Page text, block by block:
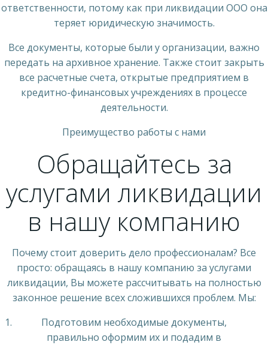
ответственности, потому как при ликвидации ООО она
теряет юридическую значимость.
Все документы, которые были у организации, важно
передать на архивное хранение. Также стоит закрыть
все расчетные счета, открытые предприятием в
кредитно-финансовых учреждениях в процессе
деятельности.
Преимущество работы с нами
Обращайтесь за
услугами ликвидации
в нашу компанию
Почему стоит доверить дело профессионалам? Все
просто: обращаясь в нашу компанию за услугами
ликвидации, Вы можете рассчитывать на полностью
законное решение всех сложившихся проблем. Мы:
Подготовим необходимые документы,
правильно оформим их и подадим в